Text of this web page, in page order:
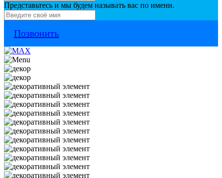
Представьтесь и мы будем называть вас по имени.
Позвонить